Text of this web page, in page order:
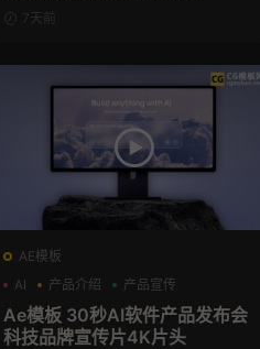
7天前
AE模板
AI
产品介绍 产品宣传
Ae模板 30秒AI软件产品发布会
科技品牌宣传片4K片头